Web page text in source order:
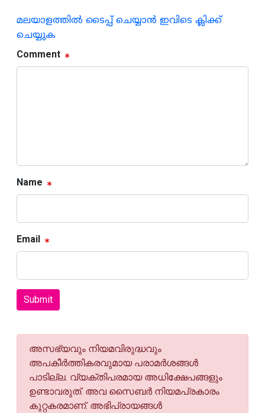
മലയാളത്തില്‍ ടൈപ്പ് ചെയ്യാന്‍ ഇവിടെ ക്ലിക്ക്
ചെയ്യുക
Comment
Name
Email
Submit
അസഭ്യവും നിയമവിരുദ്ധവും
അപകീര്‍ത്തികരവുമായ പരാമര്‍ശങ്ങള്‍
പാടില്ല. വ്യക്തിപരമായ അധിക്ഷേപങ്ങളും
ഉണ്ടാവരുത്. അവ സൈബര്‍ നിയമപ്രകാരം
കുറ്റകരമാണ്. അഭിപ്രായങ്ങള്‍